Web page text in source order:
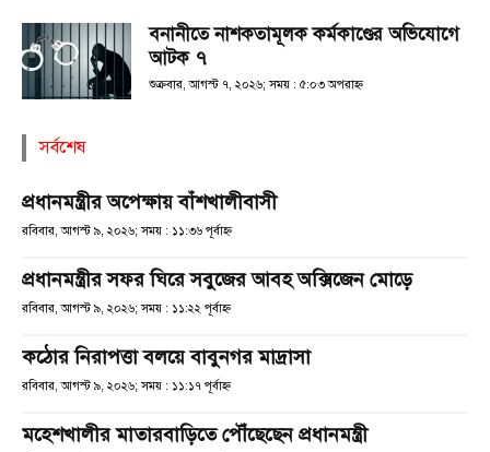
বনানীতে নাশকতামূলক কর্মকাণ্ডের অভিযোগে
আটক ৭
শুক্রবার, আগস্ট ৭, ২০২৬; সময় : ৫:০৩ অপরাহ্ণ
সর্বশেষ
প্রধানমন্ত্রীর অপেক্ষায় বাঁশখালীবাসী
রবিবার, আগস্ট ৯, ২০২৬; সময় : ১১:৩৬ পূর্বাহ্ণ
প্রধানমন্ত্রীর সফর ঘিরে সবুজের আবহ অক্সিজেন মোড়ে
রবিবার, আগস্ট ৯, ২০২৬; সময় : ১১:২২ পূর্বাহ্ণ
কঠোর নিরাপত্তা বলয়ে বাবুনগর মাদ্রাসা
রবিবার, আগস্ট ৯, ২০২৬; সময় : ১১:১৭ পূর্বাহ্ণ
মহেশখালীর মাতারবাড়িতে পৌঁছেছেন প্রধানমন্ত্রী